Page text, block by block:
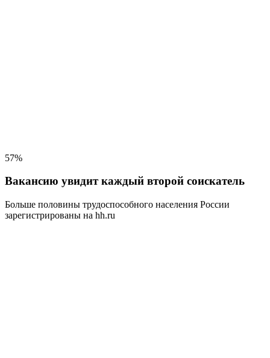
57%
Вакансию увидит каждый второй соискатель
Больше половины трудоспособного населения России
зарегистрированы на hh.ru